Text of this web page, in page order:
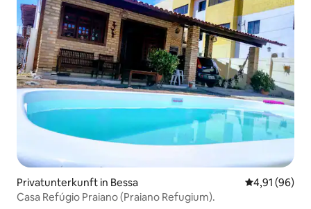
Privatunterkunft in Bessa
4,91 (96)
Casa Refúgio Praiano (Praiano Refugium).